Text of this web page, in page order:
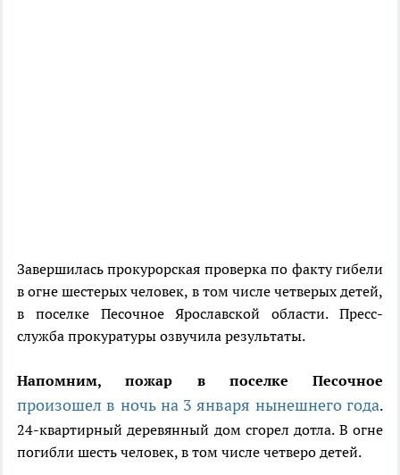
Завершилась прокурорская проверка по факту гибели
в огне шестерых человек, в том числе четверых детей,
в поселке Песочное Ярославской области. Пресс-
служба прокуратуры озвучила результаты.
Напомним, пожар в поселке Песочное
произошел в ночь на 3 января нынешнего года.
24-квартирный деревянный дом сгорел дотла. В огне
погибли шесть человек, в том числе четверо детей.